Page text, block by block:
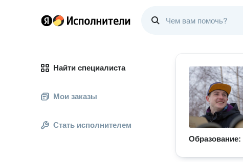
Найти специалиста
Мои заказы
Стать исполнителем
Образование: